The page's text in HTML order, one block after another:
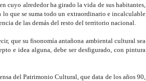
cuyo alrededor ha girado la vida de sus habitantes,
lo que se suma todo un extraordinario e incalculable
de las demás del resto del territorio nacional.
que su fisonomía antañona ambiental cultural sea
e idea alguna, debe ser desfigurado, con pintura
del Patrimonio Cultural, que data de los años 90,